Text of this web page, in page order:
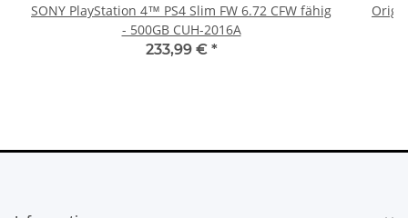
SONY PlayStation 4™ PS4 Slim FW 6.72 CFW fähig
- 500GB CUH-2016A
233,99 € *